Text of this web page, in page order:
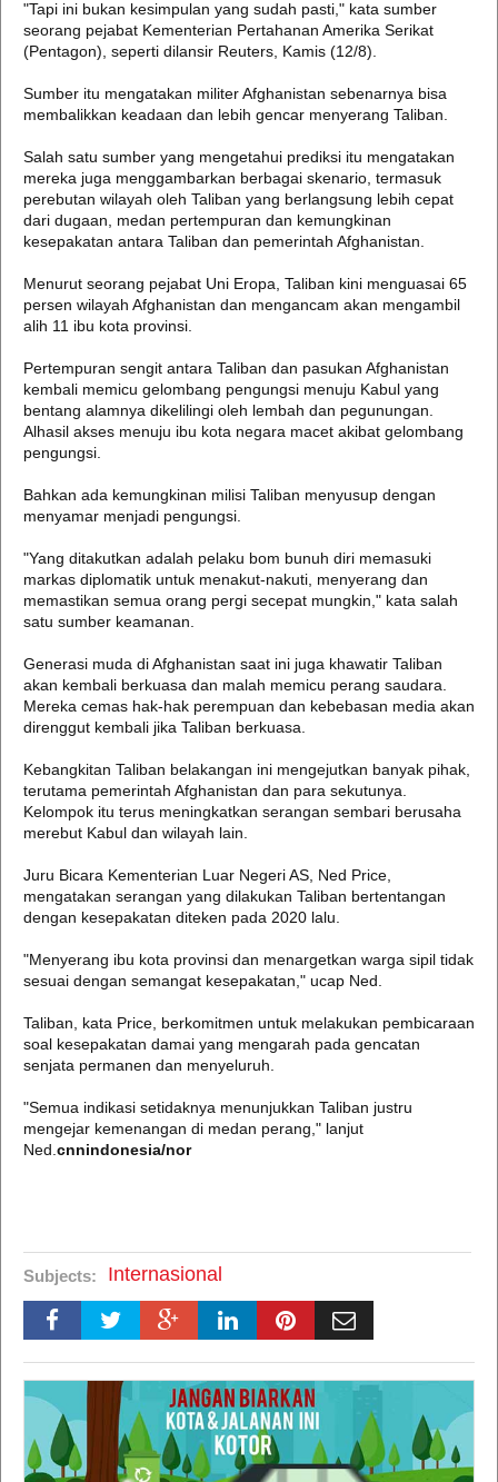
"Tapi ini bukan kesimpulan yang sudah pasti," kata sumber
seorang pejabat Kementerian Pertahanan Amerika Serikat
(Pentagon), seperti dilansir Reuters, Kamis (12/8).
Sumber itu mengatakan militer Afghanistan sebenarnya bisa
membalikkan keadaan dan lebih gencar menyerang Taliban.
Salah satu sumber yang mengetahui prediksi itu mengatakan
mereka juga menggambarkan berbagai skenario, termasuk
perebutan wilayah oleh Taliban yang berlangsung lebih cepat
dari dugaan, medan pertempuran dan kemungkinan
kesepakatan antara Taliban dan pemerintah Afghanistan.
Menurut seorang pejabat Uni Eropa, Taliban kini menguasai 65
persen wilayah Afghanistan dan mengancam akan mengambil
alih 11 ibu kota provinsi.
Pertempuran sengit antara Taliban dan pasukan Afghanistan
kembali memicu gelombang pengungsi menuju Kabul yang
bentang alamnya dikelilingi oleh lembah dan pegunungan.
Alhasil akses menuju ibu kota negara macet akibat gelombang
pengungsi.
Bahkan ada kemungkinan milisi Taliban menyusup dengan
menyamar menjadi pengungsi.
"Yang ditakutkan adalah pelaku bom bunuh diri memasuki
markas diplomatik untuk menakut-nakuti, menyerang dan
memastikan semua orang pergi secepat mungkin," kata salah
satu sumber keamanan.
Generasi muda di Afghanistan saat ini juga khawatir Taliban
akan kembali berkuasa dan malah memicu perang saudara.
Mereka cemas hak-hak perempuan dan kebebasan media akan
direnggut kembali jika Taliban berkuasa.
Kebangkitan Taliban belakangan ini mengejutkan banyak pihak,
terutama pemerintah Afghanistan dan para sekutunya.
Kelompok itu terus meningkatkan serangan sembari berusaha
merebut Kabul dan wilayah lain.
Juru Bicara Kementerian Luar Negeri AS, Ned Price,
mengatakan serangan yang dilakukan Taliban bertentangan
dengan kesepakatan diteken pada 2020 lalu.
"Menyerang ibu kota provinsi dan menargetkan warga sipil tidak
sesuai dengan semangat kesepakatan," ucap Ned.
Taliban, kata Price, berkomitmen untuk melakukan pembicaraan
soal kesepakatan damai yang mengarah pada gencatan
senjata permanen dan menyeluruh.
"Semua indikasi setidaknya menunjukkan Taliban justru
mengejar kemenangan di medan perang," lanjut
Ned. cnnindonesia/nor
Subjects: Internasional